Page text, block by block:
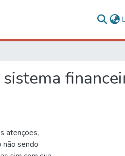
atenções,
sendo